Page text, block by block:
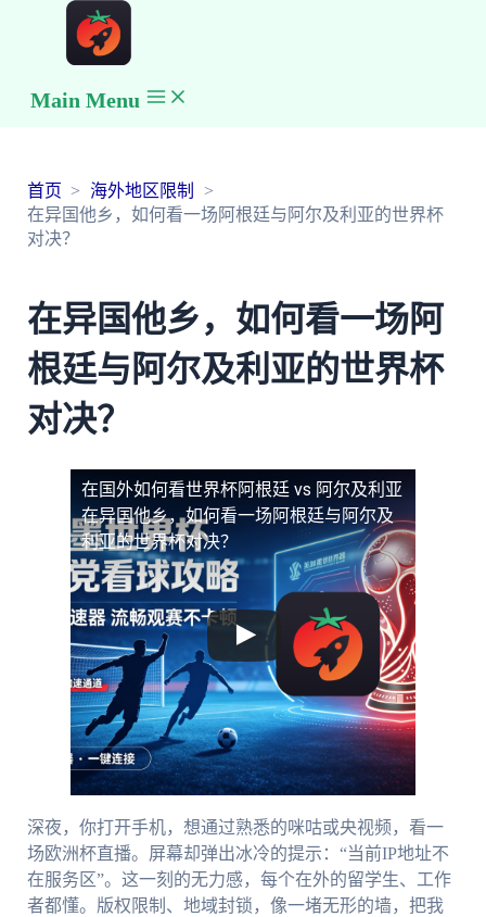
Main Menu
首页
海外地区限制
在异国他乡，如何看一场阿根廷与阿尔及利亚的世界杯
对决？
在异国他乡，如何看一场阿
根廷与阿尔及利亚的世界杯
对决？
在国外如何看世界杯阿根廷 vs 阿尔及利亚
在异国他乡，如何看一场阿根廷与阿尔及
利亚的世界杯对决？
深夜，你打开手机，想通过熟悉的咪咕或央视频，看一
场欧洲杯直播。屏幕却弹出冰冷的提示：“当前IP地址不
在服务区”。这一刻的无力感，每个在外的留学生、工作
者都懂。版权限制、地域封锁，像一堵无形的墙，把我